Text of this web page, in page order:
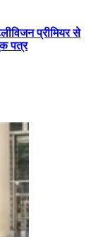
प्रीमियर से
पत्र